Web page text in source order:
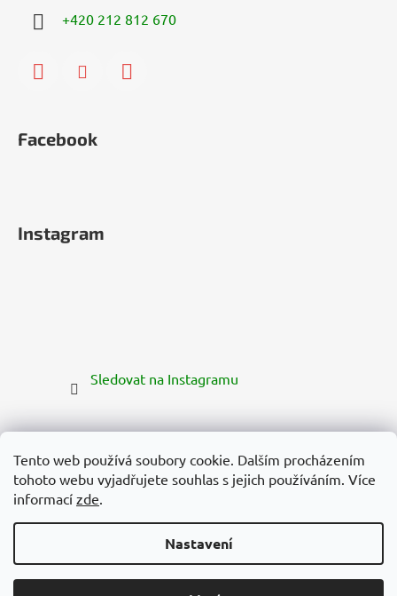
Tento web používá soubory cookie. Dalším procházením
tohoto webu vyjadřujete souhlas s jejich používáním. Více
informací zde.
Nastavení
+420 212 812 670
Facebook
Instagram
Sledovat na Instagramu
Vytvořil Shoptet Premium
Copyright 2026Zelená Země. Všechna práva vyhrazena.